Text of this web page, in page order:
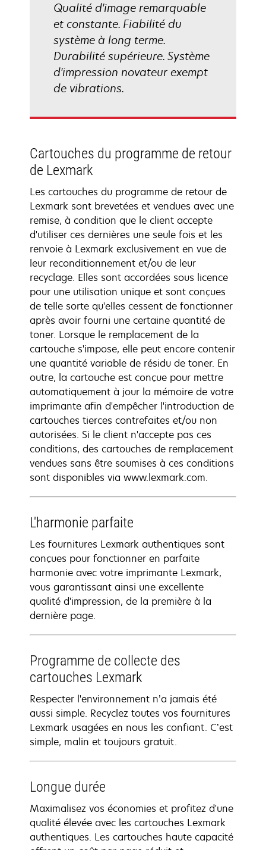
Qualité d'image remarquable
et constante. Fiabilité du
système à long terme.
Durabilité supérieure. Système
d'impression novateur exempt
de vibrations.
Cartouches du programme de retour
de Lexmark
Les cartouches du programme de retour de
Lexmark sont brevetées et vendues avec une
remise, à condition que le client accepte
d'utiliser ces dernières une seule fois et les
renvoie à Lexmark exclusivement en vue de
leur reconditionnement et/ou de leur
recyclage. Elles sont accordées sous licence
pour une utilisation unique et sont conçues
de telle sorte qu'elles cessent de fonctionner
après avoir fourni une certaine quantité de
toner. Lorsque le remplacement de la
cartouche s'impose, elle peut encore contenir
une quantité variable de résidu de toner. En
outre, la cartouche est conçue pour mettre
automatiquement à jour la mémoire de votre
imprimante afin d'empêcher l'introduction de
cartouches tierces contrefaites et/ou non
autorisées. Si le client n'accepte pas ces
conditions, des cartouches de remplacement
vendues sans être soumises à ces conditions
sont disponibles via www.lexmark.com.
L'harmonie parfaite
Les fournitures Lexmark authentiques sont
conçues pour fonctionner en parfaite
harmonie avec votre imprimante Lexmark,
vous garantissant ainsi une excellente
qualité d'impression, de la première à la
dernière page.
Programme de collecte des
cartouches Lexmark
Respecter l'environnement n’a jamais été
aussi simple. Recyclez toutes vos fournitures
Lexmark usagées en nous les confiant. C’est
simple, malin et toujours gratuit.
Longue durée
Maximalisez vos économies et profitez d'une
qualité élevée avec les cartouches Lexmark
authentiques. Les cartouches haute capacité